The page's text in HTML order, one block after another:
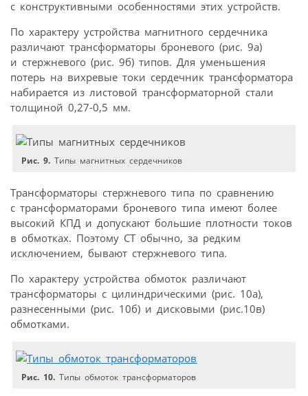
с конструктивными особенностями этих устройств.
По характеру устройства магнитного сердечника
различают трансформаторы броневого (рис. 9а)
и стержневого (рис. 9б) типов. Для уменьшения
потерь на вихревые токи сердечник трансформатора
набирается из листовой трансформаторной стали
толщиной 0,27-0,5 мм.
Рис. 9. Типы магнитных сердечников
Трансформаторы стержневого типа по сравнению
с трансформаторами броневого типа имеют более
высокий КПД и допускают большие плотности токов
в обмотках. Поэтому СТ обычно, за редким
исключением, бывают стержневого типа.
По характеру устройства обмоток различают
трансформаторы с цилиндрическими (рис. 10а),
разнесенными (рис. 10б) и дисковыми (рис.10в)
обмотками.
Рис. 10. Типы обмоток трансформаторов